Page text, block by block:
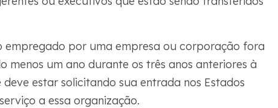
empregado por uma empresa ou corporação fora
menos um ano durante os três anos anteriores à
estar solicitando sua entrada nos Estados
a essa organização.